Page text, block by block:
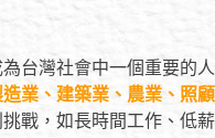
台灣社會中一個重要的人
業、建築業、農業、照顧
戰，如長時間工作、低薪